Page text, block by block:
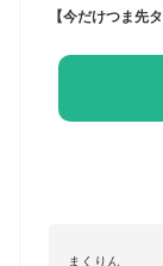
まくりん